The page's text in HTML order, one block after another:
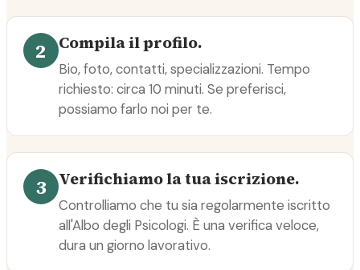
2 Compila il profilo.
Bio, foto, contatti, specializzazioni. Tempo
richiesto: circa 10 minuti. Se preferisci,
possiamo farlo noi per te.
3 Verifichiamo la tua iscrizione.
Controlliamo che tu sia regolarmente iscritto
all'Albo degli Psicologi. È una verifica veloce,
dura un giorno lavorativo.